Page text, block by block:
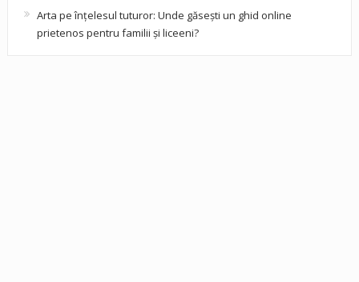
Arta pe înțelesul tuturor: Unde găsești un ghid online
prietenos pentru familii și liceeni?